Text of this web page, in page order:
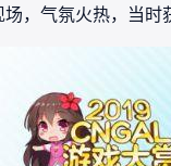
，气氛火热，当时